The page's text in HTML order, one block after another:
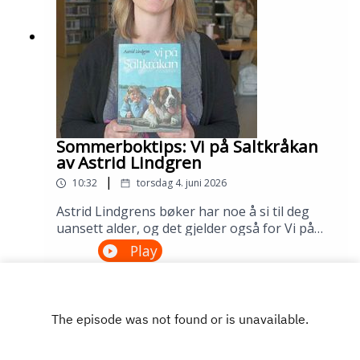
Sommerboktips: Vi på Saltkråkan
av Astrid Lindgren
10:32 | torsdag 4. juni 2026
Astrid Lindgrens bøker har noe å si til deg
uansett alder, og det gjelder også for Vi på
Saltkråkan. Dette er den eneste Lindgren-
boken som ble skrevet etter filmatiseringen,
generasjon. Lån den på biblioteket ditt!---
Innspilt på Sandnes bibliotek i april
Play